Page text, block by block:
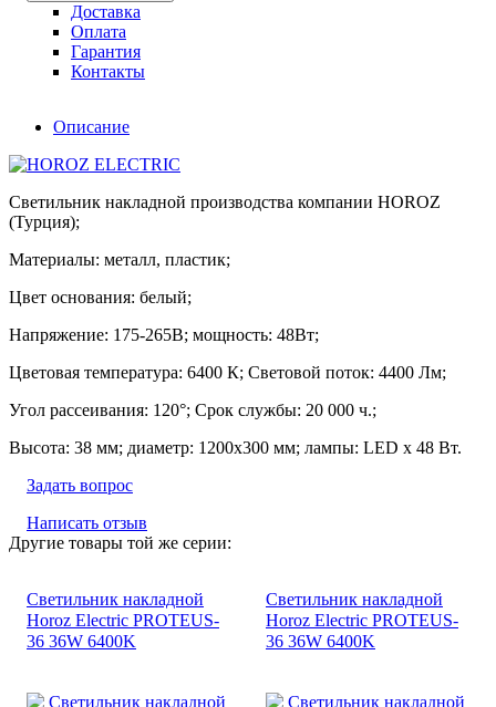
Доставка
Оплата
Гарантия
Контакты
Описание
Светильник накладной производства компании HOROZ
(Турция);
Материалы: металл, пластик;
Цвет основания: белый;
Напряжение: 175-265В; мощность: 48Вт;
Цветовая температура: 6400 К; Световой поток: 4400 Лм;
Угол рассеивания: 120°; Срок службы: 20 000 ч.;
Высота: 38 мм; диаметр: 1200х300 мм; лампы: LED х 48 Вт.
Задать вопрос
Написать отзыв
Другие товары той же серии:
Светильник накладной
Horoz Electric PROTEUS-
36 36W 6400K
Светильник накладной
Horoz Electric PROTEUS-
36 36W 6400K